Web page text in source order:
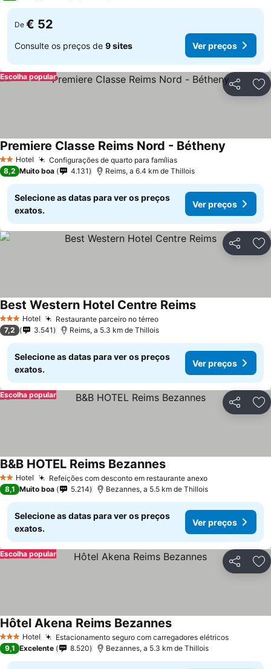
De € 52
Consulte os preços de 9 sites Ver preços
Partilhar
Escolha popular
2 Estrelas
Hotel Configurações de quarto para famílias
Premiere Classe Reims Nord - Bétheny
8,2 Muito boa 4.131 Reims, a 6.4 km de Thillois
Selecione as datas para ver os preços
exatos.
Ver preços
Partilhar
3 EstrelasHotel Restaurante parceiro no térreo
Best Western Hotel Centre Reims
7,2 3.541 Reims, a 5.3 km de Thillois
Selecione as datas para ver os preços
exatos.
Ver preços
Partilhar
Escolha popular
2 Estrelas
Hotel Refeições com desconto em restaurante anexo
B&B HOTEL Reims Bezannes
8,1 Muito boa 5.214 Bezannes, a 5.5 km de Thillois
Selecione as datas para ver os preços
exatos.
Ver preços
Partilhar
Escolha popular
3 EstrelasHotel Estacionamento seguro com carregadores elétricos
Hôtel Akena Reims Bezannes
9,1 Excelente 8.520 Bezannes, a 5.3 km de Thillois